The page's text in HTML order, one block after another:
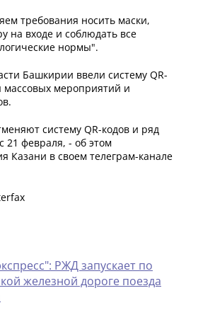
требования носить маски,
на входе и соблюдать все
нормы".
Башкирии ввели систему QR-
массовых мероприятий и
систему QR-кодов и ряд
21 февраля, - об этом
Казани в своем телеграм-канале
РЖД запускает по
железной дороге поезда